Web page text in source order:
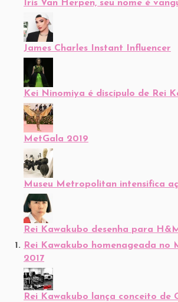
Iris Van Herpen, seu nome é
James Charles Instant Influencer
Kei Ninomiya é discípulo de Rei
MetGala 2019
Museu Metropolitan intensifica
Rei Kawakubo desenha para
Rei Kawakubo homenageada no
2017
Rei Kawakubo lança conceito de